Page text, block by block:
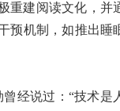
重建阅读文化，并
预机制，如推出睡
经说过：“技术是